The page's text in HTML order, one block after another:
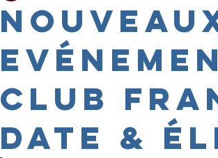
club
date &